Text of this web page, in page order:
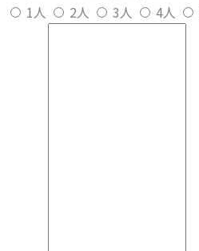
1人
2人 3人 4人